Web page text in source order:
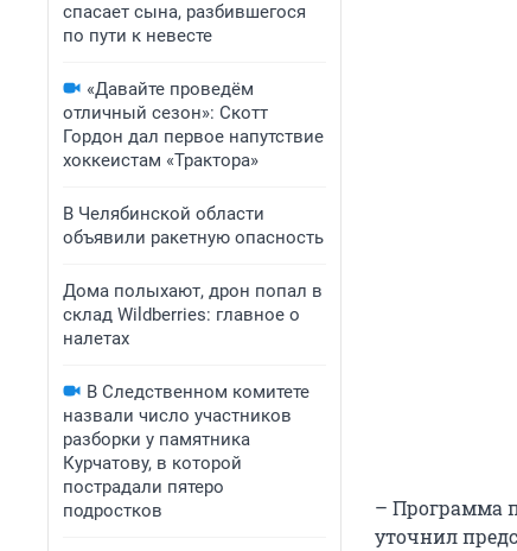
спасает сына, разбившегося
по пути к невесте
«Давайте проведём
отличный сезон»: Скотт
Гордон дал первое напутствие
хоккеистам «Трактора»
В Челябинской области
объявили ракетную опасность
Дома полыхают, дрон попал в
склад Wildberries: главное о
налетах
В Следственном комитете
назвали число участников
разборки у памятника
Курчатову, в которой
пострадали пятеро
подростков
– Программа
уточнил